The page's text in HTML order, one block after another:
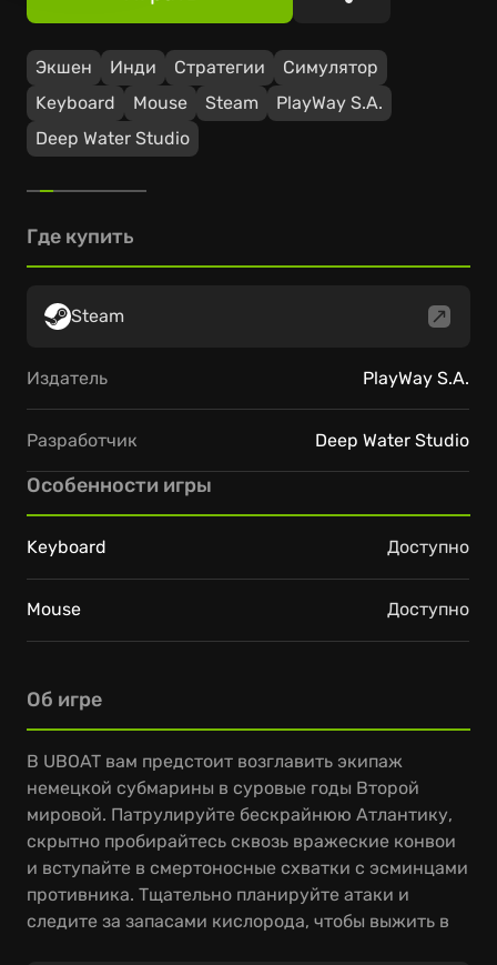
Экшен Инди Стратегии
Симулятор
Keyboard
Mouse Steam
PlayWay S.A.
Deep Water Studio
Об игре
В UBOAT вам предстоит возглавить экипаж
немецкой субмарины в суровые годы Второй
мировой. Патрулируйте бескрайнюю Атлантику,
скрытно пробирайтесь сквозь вражеские конвои
и вступайте в смертоносные схватки с эсминцами
противника. Тщательно планируйте атаки и
следите за запасами кислорода, чтобы выжить в
Где купить
Steam
Издатель PlayWay S.A.
Разработчик Deep Water Studio
Особенности игры
Keyboard Доступно
Mouse Доступно